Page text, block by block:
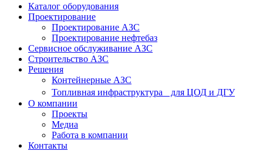
Каталог оборудования
Проектирование
Проектирование АЗС
Проектирование нефтебаз
Cервисное обслуживание АЗС
Строительство АЗС
Решения
Контейнерные АЗС
Топливная инфраструктура для ЦОД и ДГУ
О компании
Проекты
Медиа
Работа в компании
Контакты